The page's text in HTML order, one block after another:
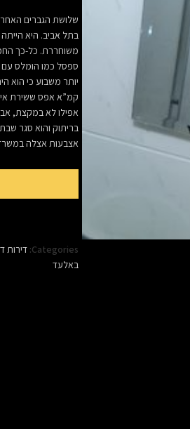
שלושת הגברים
בתל אביב. היא
משוחררת. כל-כך
ספסל כמו הומלס עם
יותר משבוע כי הוא
קמ”א אפס ששירת
אפילו לא במקצת,
בריתוק והוא סגר
אצבעות אצלה
Categories: דירות
באלעד